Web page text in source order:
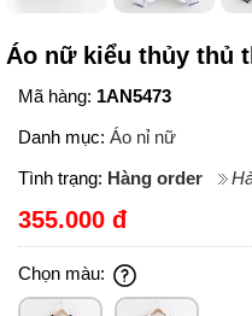
Áo nữ kiểu thủy thủ
Mã hàng: 1AN5473
Danh mục: Áo nỉ nữ
Tình trạng: Hàng order
355.000 đ
Chọn màu: